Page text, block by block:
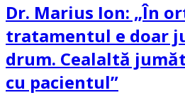
Dr. Marius Ion: „În
tratamentul e doar
drum. Cealaltă
cu pacientul”